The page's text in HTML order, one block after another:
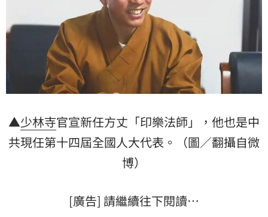
▲少林寺官宣新任方丈「印樂法師」，他也是中
共現任第十四屆全國人大代表。（圖／翻攝自微
博）
[廣告] 請繼續往下閱讀…